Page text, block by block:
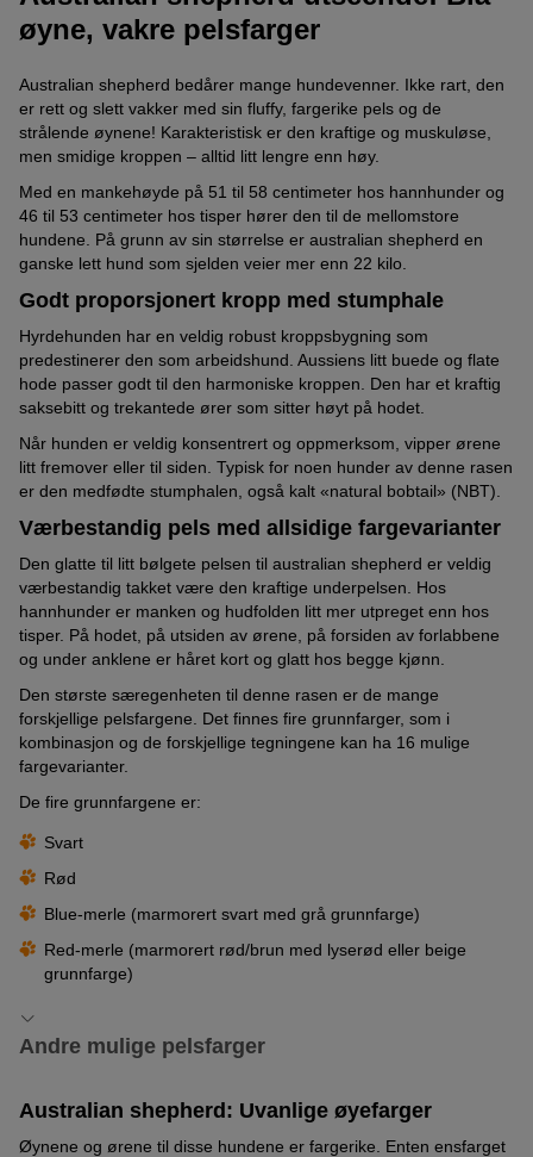
øyne, vakre pelsfarger
Australian shepherd bedårer mange hundevenner. Ikke rart, den
er rett og slett vakker med sin fluffy, fargerike pels og de
strålende øynene! Karakteristisk er den kraftige og muskuløse,
men smidige kroppen – alltid litt lengre enn høy.
Med en mankehøyde på 51 til 58 centimeter hos hannhunder og
46 til 53 centimeter hos tisper hører den til de mellomstore
hundene. På grunn av sin størrelse er australian shepherd en
ganske lett hund som sjelden veier mer enn 22 kilo.
Godt proporsjonert kropp med stumphale
Hyrdehunden har en veldig robust kroppsbygning som
predestinerer den som arbeidshund. Aussiens litt buede og flate
hode passer godt til den harmoniske kroppen. Den har et kraftig
saksebitt og trekantede ører som sitter høyt på hodet.
Når hunden er veldig konsentrert og oppmerksom, vipper ørene
litt fremover eller til siden. Typisk for noen hunder av denne rasen
er den medfødte stumphalen, også kalt «natural bobtail» (NBT).
Værbestandig pels med allsidige fargevarianter
Den glatte til litt bølgete pelsen til australian shepherd er veldig
værbestandig takket være den kraftige underpelsen. Hos
hannhunder er manken og hudfolden litt mer utpreget enn hos
tisper. På hodet, på utsiden av ørene, på forsiden av forlabbene
og under anklene er håret kort og glatt hos begge kjønn.
Den største særegenheten til denne rasen er de mange
forskjellige pelsfargene. Det finnes fire grunnfarger, som i
kombinasjon og de forskjellige tegningene kan ha 16 mulige
fargevarianter.
De fire grunnfargene er:
Svart
Rød
Blue-merle (marmorert svart med grå grunnfarge)
Red-merle (marmorert rød/brun med lyserød eller beige
grunnfarge)
Andre mulige pelsfarger
solid black: ensfarget svart, uten tegninger
Australian shepherd: Uvanlige øyefarger
Øynene og ørene til disse hundene er fargerike. Enten ensfarget